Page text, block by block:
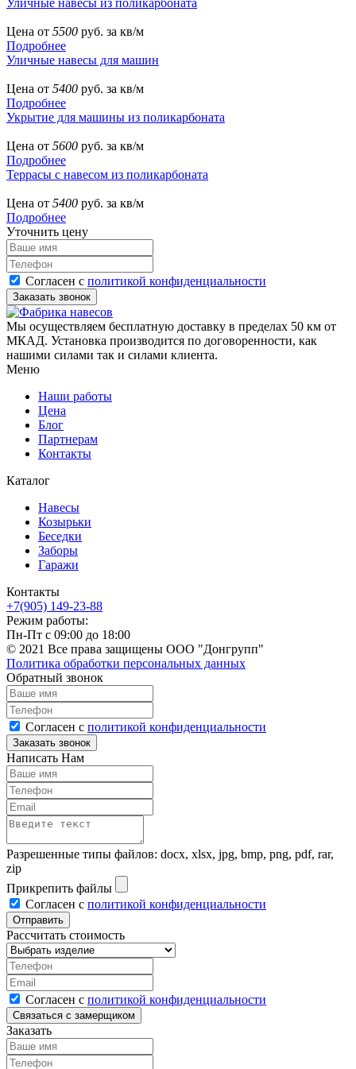
Цена от 5500 руб. за кв/м
Подробнее
Уличные навесы для машин
Цена от 5400 руб. за кв/м
Подробнее
Укрытие для машины из поликарбоната
Цена от 5600 руб. за кв/м
Подробнее
Террасы с навесом из поликарбоната
Цена от 5400 руб. за кв/м
Подробнее
Уточнить цену
Согласен с политикой конфиденциальности
Мы осуществляем бесплатную доставку в пределах 50 км от
МКАД. Установка производится по договоренности, как
нашими силами так и силами клиента.
Меню
Наши работы
Цена
Блог
Партнерам
Контакты
Каталог
Навесы
Козырьки
Беседки
Заборы
Гаражи
Контакты
+7(905) 149-23-88
Режим работы:
Пн-Пт с 09:00 до 18:00
© 2021 Все права защищены ООО "Донгрупп"
Политика обработки персональных данных
Обратный звонок
Согласен с политикой конфиденциальности
Написать Нам
Разрешенные типы файлов: docx, xlsx, jpg, bmp, png, pdf, rar,
zip
Прикрепить файлы
Согласен с политикой конфиденциальности
Рассчитать стоимость
Согласен с политикой конфиденциальности
Заказать